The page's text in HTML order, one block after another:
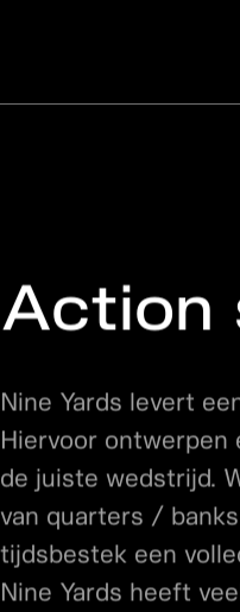
Action
Nine Yards levert
Hiervoor ontwerpen
de juiste wedstrijd.
van quarters /
tijdsbestek een